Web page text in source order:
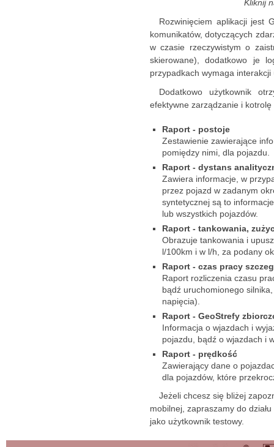
Kliknij
Rozwinięciem aplikacji jest
komunikatów, dotyczących
w czasie rzeczywistym o
skierowane), dodatkowo je
przypadkach wymaga
Dodatkowo użytkownik
efektywne zarządzanie i
Raport - postoje
Zestawienie zawierające
pomiędzy nimi, dla pojazdu.
Raport - dystans
Zawiera informacje, w
przez pojazd w zadanym
syntetycznej są to
lub wszystkich pojazdów.
Raport - tankowania,
Obrazuje tankowania i
l/100km i w l/h, za podany
Raport - czas pracy
Raport rozliczenia czasu
bądź uruchomionego
napięcia).
Raport - GeoStrefy
Informacja o wjazdach i
pojazdu, bądź o wjazdach i
Raport - prędkość
Zawierający dane o
dla pojazdów, które
Jeżeli chcesz się bliżej
mobilnej, zapraszamy do działu
jako użytkownik testowy.